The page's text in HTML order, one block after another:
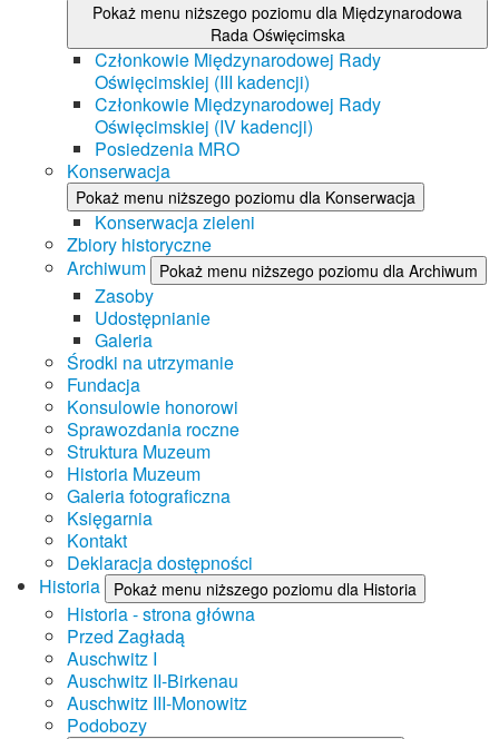
Pokaż menu niższego poziomu dla Międzynarodowa
Rada Oświęcimska
Członkowie Międzynarodowej Rady
Oświęcimskiej (III kadencji)
Członkowie Międzynarodowej Rady
Oświęcimskiej (IV kadencji)
Posiedzenia MRO
Konserwacja
Pokaż menu niższego poziomu dla Konserwacja
Konserwacja zieleni
Zbiory historyczne
Archiwum
Pokaż menu niższego poziomu dla Archiwum
Zasoby
Udostępnianie
Galeria
Środki na utrzymanie
Fundacja
Konsulowie honorowi
Sprawozdania roczne
Struktura Muzeum
Historia Muzeum
Galeria fotograficzna
Księgarnia
Kontakt
Deklaracja dostępności
Historia
Pokaż menu niższego poziomu dla Historia
Historia - strona główna
Przed Zagładą
Auschwitz I
Auschwitz II-Birkenau
Auschwitz III-Monowitz
Podobozy